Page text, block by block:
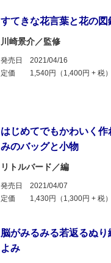
すてきな花言葉と花の図
川崎景介／監修
発売日
2021/04/16
定価
1,540円（1,400円 + 税）
はじめてでもかわいく
みのバッグと小物
リトルバード／編
発売日
2021/04/07
定価
1,430円（1,300円 + 税）
脳がみるみる若返るぬ
よみ